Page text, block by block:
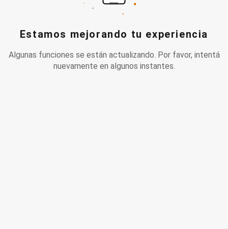
Estamos mejorando tu experiencia
Algunas funciones se están actualizando. Por favor, intentá
nuevamente en algunos instantes.